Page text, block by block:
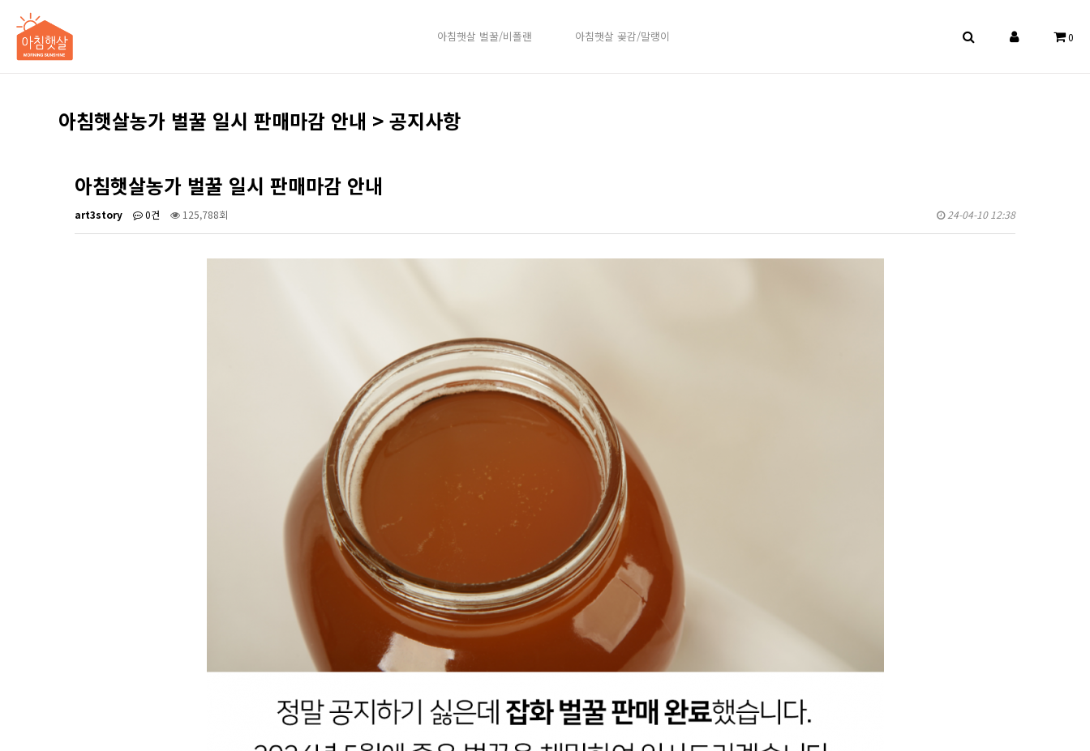
아침햇살 벌꿀/비폴랜 아침햇살 곶감/말랭이 0
아침햇살농가 벌꿀 일시 판매마감 안내 > 공지사항
아침햇살농가 벌꿀 일시 판매마감 안내
art3story 0건 125,788회 24-04-10 12:38